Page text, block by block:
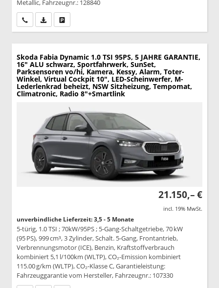
Metallic, Fahrzeugnr.: 128840
Wir rufen Sie anPDF-Datei, Fahrzeugexposé drucken
Skoda Fabia Dynamic 1.0 TSI 95PS, 5 JAHRE GARANTIE,
16" ALU schwarz, Sportfahrwerk, SunSet,
Parksensoren vo/hi, Kamera, Kessy, Alarm, Toter-
Winkel, Virtual Cockpit 10", LED-Scheinwerfer, M-
Lederlenkrad beheizt, NSW Sitzheizung, Tempomat,
Climatronic, Radio 8"+Smartlink
21.150,– €
incl. 19% MwSt.
unverbindliche Lieferzeit: 3,5 - 5 Monate
5-türig, 1.0 TSI ; 70kW/95PS ; 5-Gang-Schaltgetriebe, 70 kW
(95 PS), 999 cm³, 3 Zylinder, Schalt. 5-Gang, Frontantrieb,
Verbrennungsmotor (ICE), Benzin, Kraftstoffverbrauch
kombiniert 5,1 l/100km (WLTP), CO₂-Emission kombiniert
115.00 g/km (WLTP), CO₂-Klasse C, Garantieleistung:
Fahrzeuggarantie vom Hersteller, Fahrzeugnr.: 107330